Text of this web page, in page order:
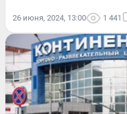
26 июня, 2024, 13:00 1 441